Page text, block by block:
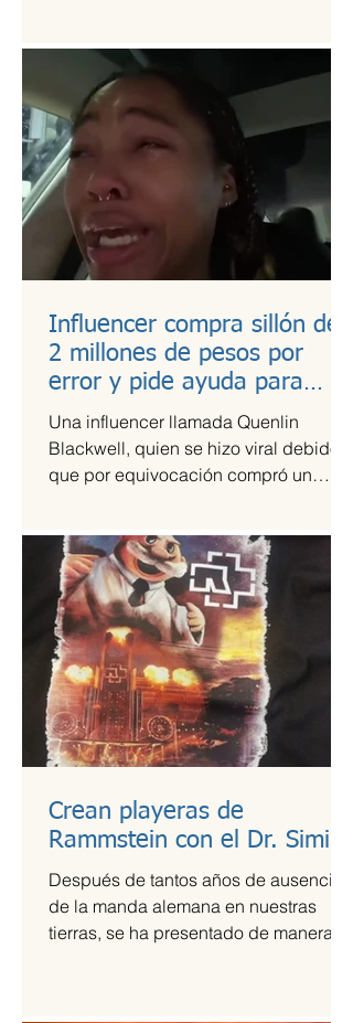
Influencer compra sillón de
2 millones de pesos por
error y pide ayuda para
pagarlo
Una influencer llamada Quenlin
Blackwell, quien se hizo viral debido a
que por equivocación compró un
Crean playeras de
Rammstein con el Dr. Simi
Después de tantos años de ausencia
de la manda alemana en nuestras
tierras, se ha presentado de manera